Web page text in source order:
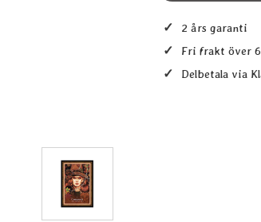
✓ 2 års garanti
✓ Fri frakt över
✓ Delbetala via